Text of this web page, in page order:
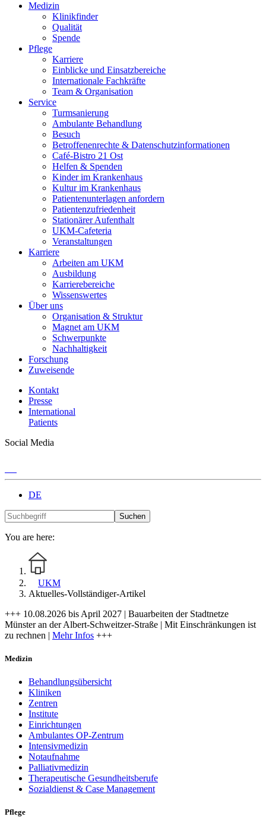
Medizin
Klinikfinder
Qualität
Spende
Pflege
Karriere
Einblicke und Einsatzbereiche
Internationale Fachkräfte
Team & Organisation
Service
Turmsanierung
Ambulante Behandlung
Besuch
Betroffenenrechte & Datenschutzinformationen
Café-Bistro 21 Ost
Helfen & Spenden
Kinder im Krankenhaus
Kultur im Krankenhaus
Patientenunterlagen anfordern
Patientenzufriedenheit
Stationärer Aufenthalt
UKM-Cafeteria
Veranstaltungen
Karriere
Arbeiten am UKM
Ausbildung
Karrierebereiche
Wissenswertes
Über uns
Organisation & Struktur
Magnet am UKM
Schwerpunkte
Nachhaltigkeit
Forschung
Zuweisende
Kontakt
Presse
International
Patients
Social Media
DE
Suchen
You are here:
UKM
Aktuelles-Vollständiger-Artikel
+++ 10.08.2026 bis April 2027 | Bauarbeiten der Stadtnetze
Münster an der Albert-Schweitzer-Straße | Mit Einschränkungen ist
zu rechnen | Mehr Infos +++
Medizin
Behandlungsübersicht
Kliniken
Zentren
Institute
Einrichtungen
Ambulantes OP-Zentrum
Intensivmedizin
Notaufnahme
Palliativmedizin
Therapeutische Gesundheitsberufe
Sozialdienst & Case Management
Pflege